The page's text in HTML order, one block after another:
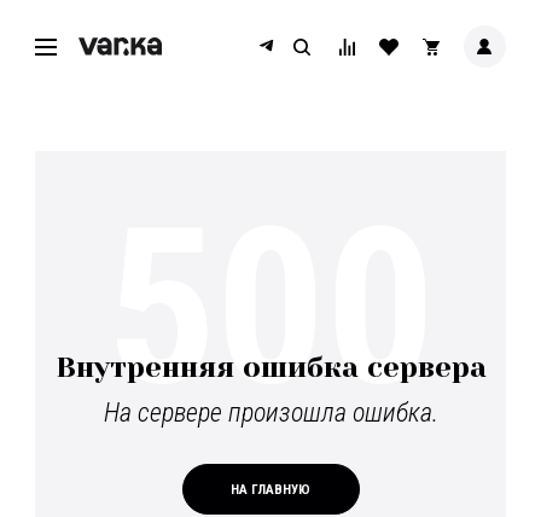
Внутренняя ошибка сервера
На сервере произошла ошибка.
НА ГЛАВНУЮ
500